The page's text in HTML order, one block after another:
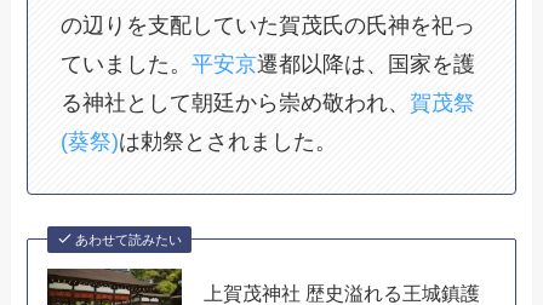
の辺りを支配していた賀茂氏の氏神を祀っ
ていました。平安京遷都以降は、国家を護
る神社として朝廷から崇め敬われ、 賀茂祭
(葵祭)は勅祭とされました。
あわせて読みたい
上賀茂神社 歴史溢れる王城鎮護